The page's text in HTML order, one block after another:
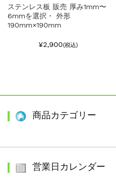
ステンレス板 販売 厚み1mm〜
6mmを選択・ 外形
190mm×190mm
¥2,900(税込)
商品カテゴリー
営業日カレンダー